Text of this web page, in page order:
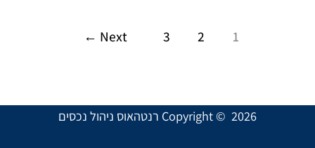
1
2
3
Next
←
Copyright © 2026 רנטהאוס ניהול נכסים